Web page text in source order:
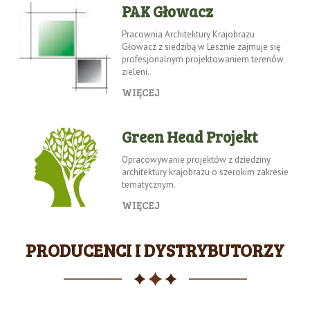
PAK Głowacz
Pracownia Architektury Krajobrazu
Głowacz z siedzibą w Lesznie zajmuje się
profesjonalnym projektowaniem terenów
zieleni.
WIĘCEJ
Green Head Projekt
Opracowywanie projektów z dziedziny
architektury krajobrazu o szerokim zakresie
tematycznym.
WIĘCEJ
PRODUCENCI I DYSTRYBUTORZY